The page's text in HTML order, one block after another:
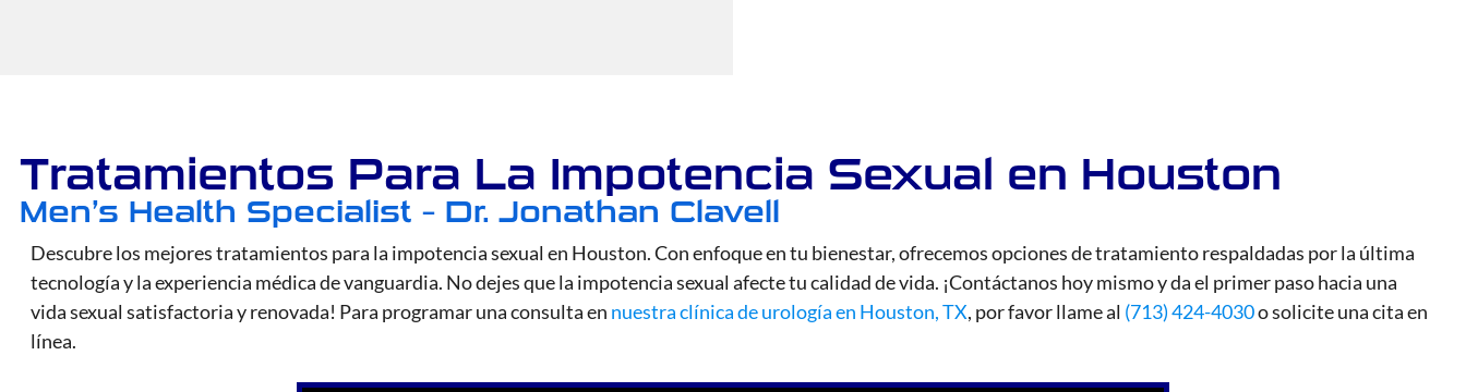
Tratamientos Para La Impotencia Sexual en Houston
Men’s Health Specialist – Dr. Jonathan Clavell
Descubre los mejores tratamientos para la impotencia sexual en Houston. Con enfoque en tu bienestar, ofrecemos opciones de tratamiento respaldadas por la última
tecnología y la experiencia médica de vanguardia. No dejes que la impotencia sexual afecte tu calidad de vida. ¡Contáctanos hoy mismo y da el primer paso hacia una
vida sexual satisfactoria y renovada! Para programar una consulta en nuestra clínica de urología en Houston, TX, por favor llame al (713) 424-4030o solicite una cita en
línea.